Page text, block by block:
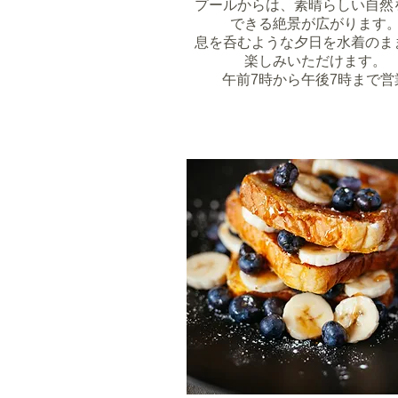
プールからは、素晴らしい自然
できる絶景が広がります
息を呑むような夕日を水着のま
楽しみいただけます。
午前7時から午後7時まで営